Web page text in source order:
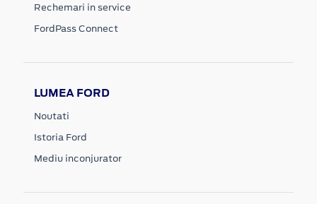
Rechemari in service
FordPass Connect
LUMEA FORD
Noutati
Istoria Ford
Mediu inconjurator